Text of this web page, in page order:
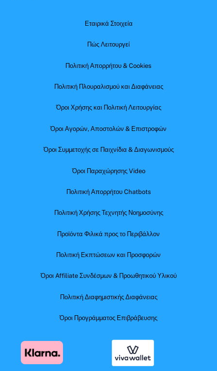
Εταιρικά Στοιχεία
Πώς Λειτουργεί
Πολιτική Απορρήτου & Cookies
Πολιτική Πλουραλισμού και Διαφάνειας
Όροι Χρήσης και Πολιτική Λειτουργίας
Όροι Αγορών, Αποστολών & Επιστροφών
Όροι Συμμετοχής σε Παιχνίδια & Διαγωνισμούς
Όροι Παραχώρησης Video
Πολιτική Απορρήτου Chatbots
Πολιτική Χρήσης Τεχνητής Νοημοσύνης
Προϊόντα Φιλικά προς το Περιβάλλον
Πολιτική Εκπτώσεων και Προσφορών
Όροι Affiliate Συνδέσμων & Προωθητικού Υλικού
Πολιτική Διαφημιστικής Διαφάνειας
Όροι Προγράμματος Επιβράβευσης